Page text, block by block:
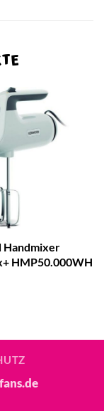
Handmixer
HMP50.000WH